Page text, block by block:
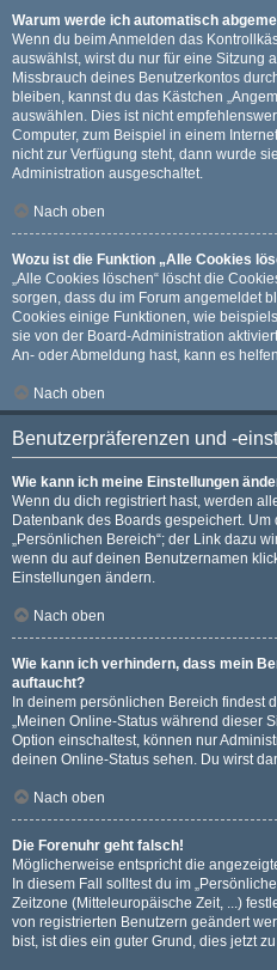
Warum werde ich automatisch
Wenn du beim Anmelden das
auswählst, wirst du nur für eine Sitzung
Missbrauch deines Benutzerkontos
bleiben, kannst du das Kästchen
auswählen. Dies ist nicht
Computer, zum Beispiel in einem
nicht zur Verfügung steht, dann wurde
Administration ausgeschaltet.
Nach oben
Wozu ist die Funktion „Alle Cookies
„Alle Cookies löschen“ löscht die
sorgen, dass du im Forum angemeldet
Cookies einige Funktionen, wie
sie von der Board-Administration
An- oder Abmeldung hast, kann es
Nach oben
Benutzerpräferenzen und -
Wie kann ich meine Einstellungen
Wenn du dich registriert hast, werden
Datenbank des Boards gespeichert.
„Persönlichen Bereich“; der Link dazu
wenn du auf deinen Benutzernamen
Einstellungen ändern.
Nach oben
Wie kann ich verhindern, dass mein
auftaucht?
In deinem persönlichen Bereich findest
„Meinen Online-Status während dieser
Option einschaltest, können nur
deinen Online-Status sehen. Du wirst
Nach oben
Die Forenuhr geht falsch!
Möglicherweise entspricht die
In diesem Fall solltest du im
Zeitzone (Mitteleuropäische Zeit, ...)
von registrierten Benutzern geändert
bist, ist dies ein guter Grund, dies jetzt